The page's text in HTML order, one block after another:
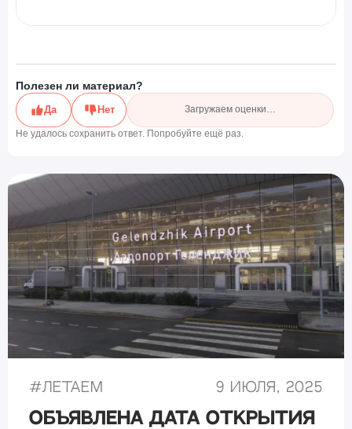
Полезен ли материал?
Да Нет Загружаем оценки…
Не удалось сохранить ответ. Попробуйте ещё раз.
#Летаем 9 июля, 2025
Объявлена дата открытия